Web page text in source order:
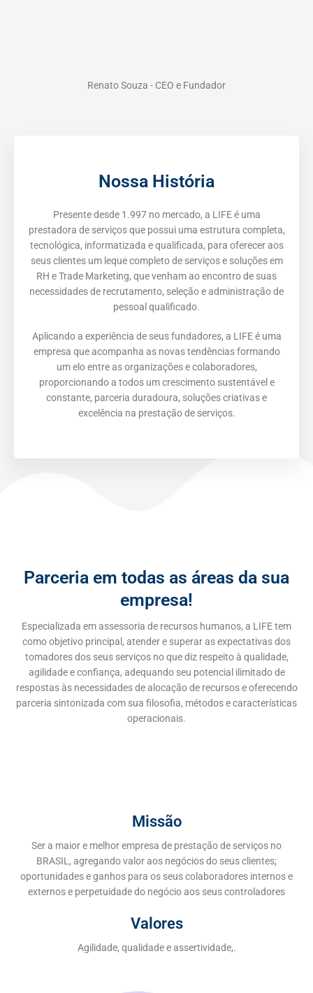
Renato Souza - CEO e Fundador
Nossa História
Presente desde 1.997 no mercado, a LIFE é uma
prestadora de serviços que possui uma estrutura completa,
tecnológica, informatizada e qualificada, para oferecer aos
seus clientes um leque completo de serviços e soluções em
RH e Trade Marketing, que venham ao encontro de suas
necessidades de recrutamento, seleção e administração de
pessoal qualificado.
Aplicando a experiência de seus fundadores, a LIFE é uma
empresa que acompanha as novas tendências formando
um elo entre as organizações e colaboradores,
proporcionando a todos um crescimento sustentável e
constante, parceria duradoura, soluções criativas e
excelência na prestação de serviços.
Parceria em todas as áreas da sua
empresa!
Especializada em assessoria de recursos humanos, a LIFE tem
como objetivo principal, atender e superar as expectativas dos
tomadores dos seus serviços no que diz respeito à qualidade,
agilidade e confiança, adequando seu potencial ilimitado de
respostas às necessidades de alocação de recursos e oferecendo
parceria sintonizada com sua filosofia, métodos e características
operacionais.
Missão
Ser a maior e melhor empresa de prestação de serviços no
BRASIL, agregando valor aos negócios do seus clientes;
oportunidades e ganhos para os seus colaboradores internos e
externos e perpetuidade do negócio aos seus controladores
Valores
Agilidade, qualidade e assertividade,.